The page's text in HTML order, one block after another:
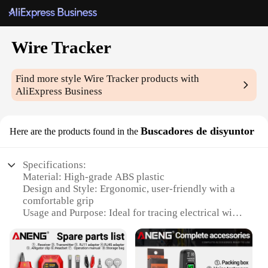
Wire Tracker
Find more styleWire Tracker products with
AliExpress Business
Here are the products found in the Buscadores de disyuntor
Specifications:
Material: High-grade ABS plastic
Design and Style: Ergonomic, user-friendly with a
comfortable grip
Usage and Purpose: Ideal for tracing electrical wires
Performance and Property: Advanced circuitry for
precise wire location
Parts and Accessories: Includes a versatile set of